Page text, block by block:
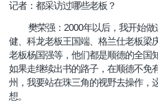
记者：都采访过哪些老板？
樊荣强： 2000年以后，我开始做
健、科龙老板王国端、格兰仕老板梁
老板杨国强等，他们都是顺德的全国
如果走继续出书的路子，在顺德不免
州，我要站在珠三角的视野去操作，
想。